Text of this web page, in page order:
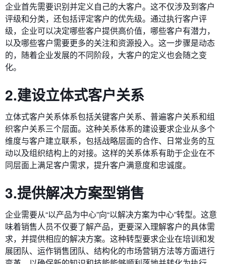
企业首先需要识别并定义自己的大客户。这不仅涉及到客户
评级和分类，还包括评定客户的优先级。通过执行客户评
级，企业可以决定哪些客户提供高价值，哪些客户有潜力，
以及哪些客户需要更多的关注和资源投入。这一步骤是动态
的，随着企业发展的不同阶段，大客户的定义也会随之变
化。
2.建设立体式客户关系
立体式客户关系体系包括关键客户关系、普遍客户关系和组
织客户关系三个层面。这种关系体系的建设要求企业从多个
维度与客户建立联系，包括战略层面的合作、日常业务的互
动以及组织结构上的对接。这样的关系体系有助于企业在不
同层面上满足客户需求，提升客户满意度和忠诚度。
3.提供解决方案型销售
企业需要从“以产品为中心”向“以解决方案为中心”转型。这意
味着销售人员不仅要了解产品，更要深入理解客户的具体需
求，并提供相应的解决方案。这种转型要求企业在培训和发
展团队、运作销售团队、结构化的市场营销方法等方面进行